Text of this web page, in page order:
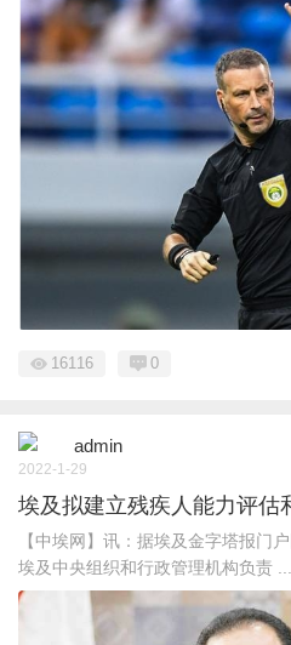
16116 0
admin
2022-1-29
埃及拟建立残疾人能力评估
【中埃网】讯：据埃及金字塔报门
埃及中央组织和行政管理机构负责 ...